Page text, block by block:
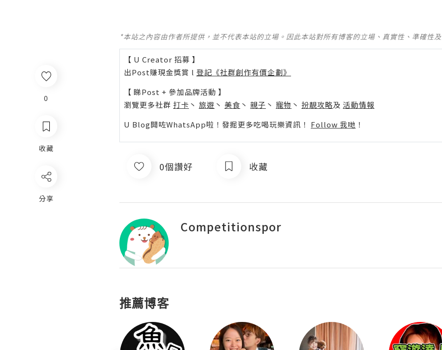
0
收藏
分享
*本站之內容由作者所提供，並不代表本站的立場。因此本站對所有博客的立場、真實性、準確性
【 U Creator 招募 】
出Post賺現金獎賞 l 登記《社群創作有價企劃》
【 睇Post + 參加品牌活動 】
瀏覽更多社群 打卡 丶 旅遊 丶 美食 丶 親子 丶 寵物 丶 扮靚攻略及 活動情報
U Blog開咗WhatsApp啦！發掘更多吃喝玩樂資訊！ Follow 我哋 ！
0個讚好 收藏
Competitionspor
推薦博客